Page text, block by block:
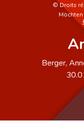
©Droits
Berger,